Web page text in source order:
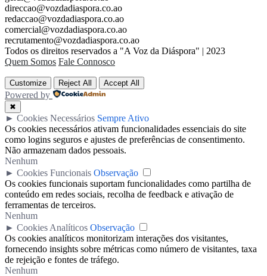
direccao@vozdadiaspora.co.ao
redaccao@vozdadiaspora.co.ao
comercial@vozdadiaspora.co.ao
recrutamento@vozdadiaspora.co.ao
Todos os direitos reservados a "A Voz da Diáspora" | 2023
Quem Somos Fale Connosco
Customize Reject All Accept All
Powered by
✖
► Cookies Necessários Sempre Ativo
Os cookies necessários ativam funcionalidades essenciais do site
como logins seguros e ajustes de preferências de consentimento.
Não armazenam dados pessoais.
Nenhum
► Cookies Funcionais Observação
Os cookies funcionais suportam funcionalidades como partilha de
conteúdo em redes sociais, recolha de feedback e ativação de
ferramentas de terceiros.
Nenhum
► Cookies Analíticos Observação
Os cookies analíticos monitorizam interações dos visitantes,
fornecendo insights sobre métricas como número de visitantes, taxa
de rejeição e fontes de tráfego.
Nenhum